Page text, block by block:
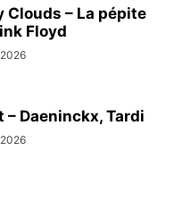
Clouds – La pépite
Floyd
Daeninckx, Tardi